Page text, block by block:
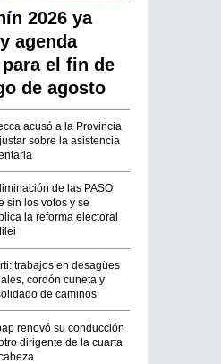
2026 ya
agenda
el fin de
de agosto
acusó a la Provincia
sobre la asistencia
de las PASO
sin los votos y se
la reforma electoral
trabajos en desagües
cordón cuneta y
de caminos
renovó su conducción
dirigente de la cuarta